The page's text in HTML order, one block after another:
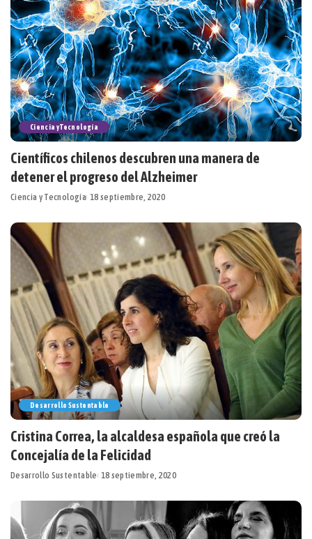
Ciencia y Tecnología
Científicos chilenos descubren una manera de
detener el progreso del Alzheimer
Ciencia y Tecnología 18 septiembre, 2020
Desarrollo Sustentable
Cristina Correa, la alcaldesa española que creó la
Concejalía de la Felicidad
Desarrollo Sustentable 18 septiembre, 2020